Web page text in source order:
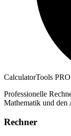
CalculatorTools PRO
Professionelle
Mathematik und den
Rechner